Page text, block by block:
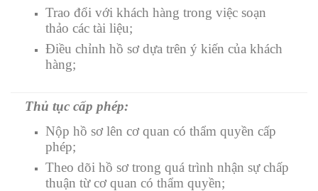
Trao đổi với khách hàng trong việc soạn
thảo các tài liệu;
Điều chỉnh hồ sơ dựa trên ý kiến của khách
hàng;
Thủ tục cấp phép:
Nộp hồ sơ lên cơ quan có thẩm quyền cấp
phép;
Theo dõi hồ sơ trong quá trình nhận sự chấp
thuận từ cơ quan có thẩm quyền;